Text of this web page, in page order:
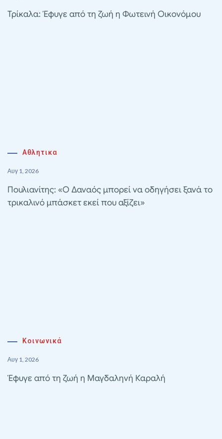
Τρίκαλα: Έφυγε από τη ζωή η Φωτεινή Οικονόμου
Αθλητικα
Αυγ 1, 2026
Πουλιανίτης: «Ο Δαναός μπορεί να οδηγήσει ξανά το
τρικαλινό μπάσκετ εκεί που αξίζει»
Κοινωνικά
Αυγ 1, 2026
Έφυγε από τη ζωή η Μαγδαληνή Καραλή